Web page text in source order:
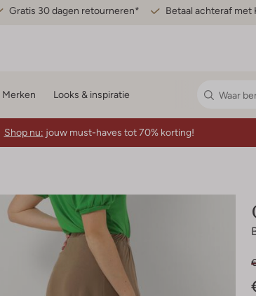
Gratis 30 dagen retourneren* Betaal achteraf met
Merken Looks & inspiratie
Shop nu: jouw must-haves tot 70% korting!